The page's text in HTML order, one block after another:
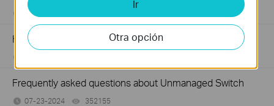
06-24-2026
How to Troubleshoot No Internet Issue on Omada Switch
Frequently asked questions about Unmanaged Switch
07-23-2024 352155
Ir
Otra opción